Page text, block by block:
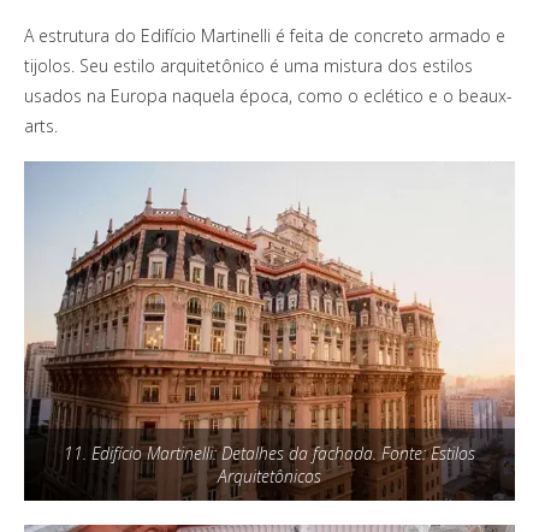
A estrutura do Edifício Martinelli é feita de concreto armado e
tijolos. Seu estilo arquitetônico é uma mistura dos estilos
usados na Europa naquela época, como o eclético e o beaux-
arts.
11. Edifício Martinelli: Detalhes da fachada. Fonte: Estilos
Arquitetônicos